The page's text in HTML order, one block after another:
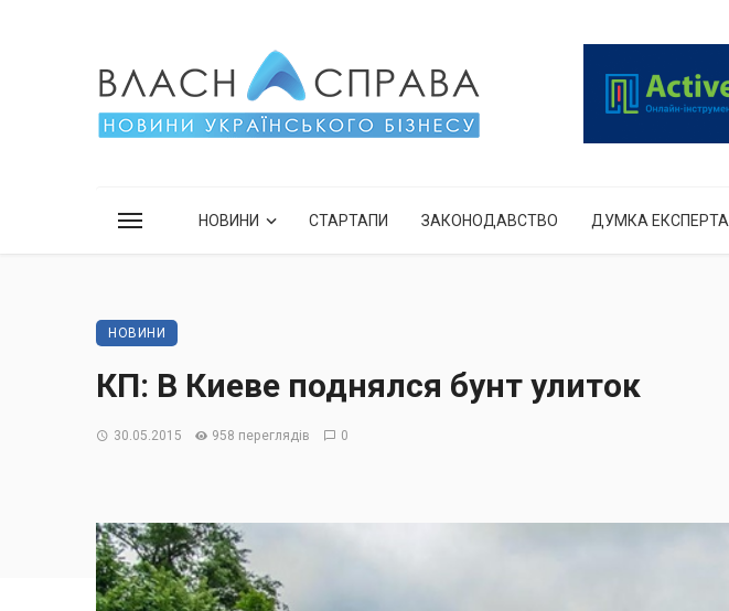
НОВИНИ СТАРТАПИ ЗАКОНОДАВСТВО ДУМКА ЕКСПЕРТА
НОВИНИ
КП: В Киеве поднялся бунт улиток
30.05.2015 958 переглядів 0